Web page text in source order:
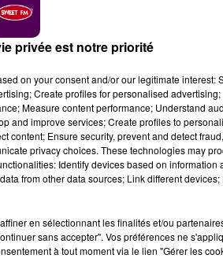
1er avril. Un témoin a pu
par le ralentissement de
ce mercredi 1er avril :"J’ai
aperçu ces deux
de voir. Ce trentenaire sortait
eu le temps de prendre une
l’image. Pour moi
privée est notre priorité
on your consent and/or our legitimate interest:
Create profiles for personalised
Measure content performance; Understand
and improve services; Create profiles to
content; Ensure security, prevent and detect
privacy choices. These technologies may
Identify devices based on information
from other data sources; Link different
en sélectionnant les finalités et/ou
sans accepter". Vos préférences ne
à tout moment via le lien "Gérer les